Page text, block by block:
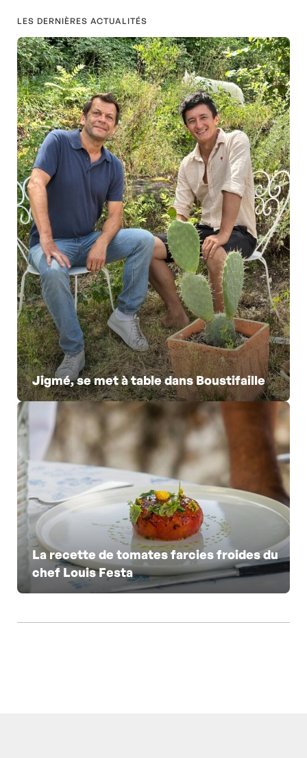
LES DERNIÈRES ACTUALITÉS
Jigmé, se met à table dans Boustifaille
La recette de tomates farcies froides du
chef Louis Festa